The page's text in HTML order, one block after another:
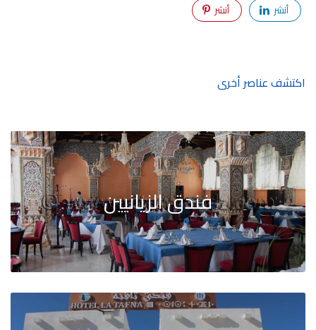
أنشر
أنشر
اكتشف عناصر أخرى
فندق الزيانيين